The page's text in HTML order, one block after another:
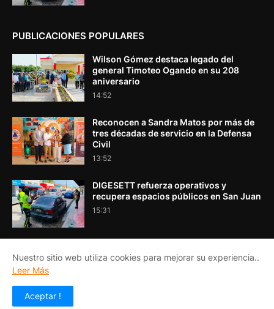
PUBLICACIONES POPULARES
Wilson Gómez destaca legado del
general Timoteo Ogando en su 208
aniversario
14:52
Reconocen a Sandra Matos por más de
tres décadas de servicio en la Defensa
Civil
13:52
DIGESETT refuerza operativos y
recupera espacios públicos en San Juan
15:31
Copyright ©
INICIO
Nuestro sitio web utiliza cookies para mejorar su experiencia..
Leer Más
Aceptar !